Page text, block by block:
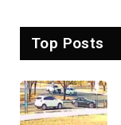
Top Posts